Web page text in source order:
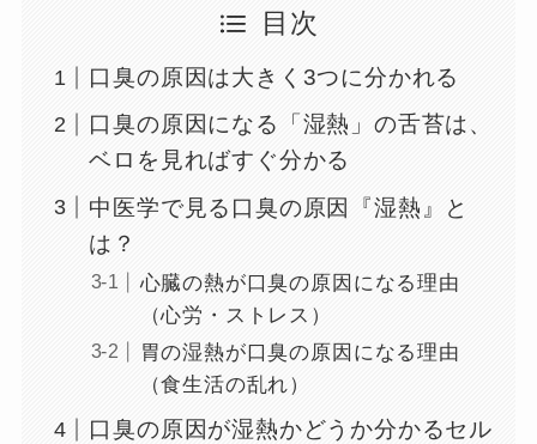
目次
口臭の原因は大きく3つに分かれる
口臭の原因になる「湿熱」の舌苔は、
ベロを見ればすぐ分かる
中医学で見る口臭の原因『湿熱』と
は？
心臓の熱が口臭の原因になる理由
（心労・ストレス）
胃の湿熱が口臭の原因になる理由
（食生活の乱れ）
口臭の原因が湿熱かどうか分かるセル